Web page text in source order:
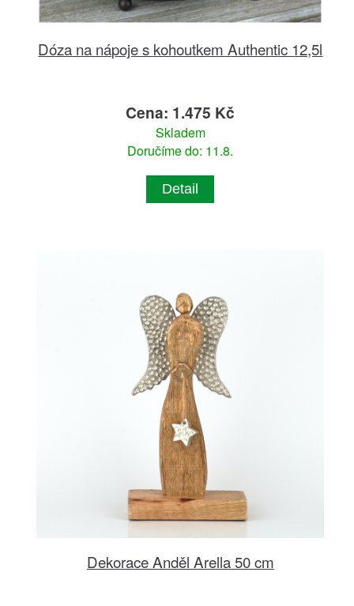
Dóza na nápoje s kohoutkem Authentic 12,5l
Cena: 1.475 Kč
Skladem
Doručíme do: 11.8.
Detail
Dekorace Anděl Arella 50 cm